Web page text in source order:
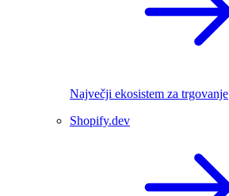
Največji ekosistem za trgovanje
Shopify.dev